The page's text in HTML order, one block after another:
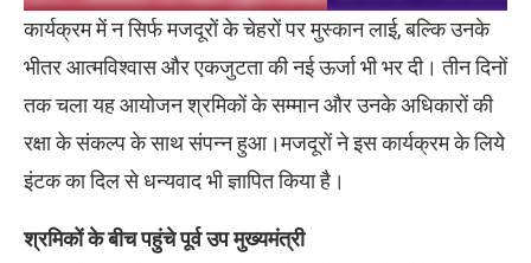
कार्यक्रम में न सिर्फ मजदूरों के चेहरों पर मुस्कान लाई, बल्कि उनके
भीतर आत्मविश्वास और एकजुटता की नई ऊर्जा भी भर दी। तीन दिनों
तक चला यह आयोजन श्रमिकों के सम्मान और उनके अधिकारों की
रक्षा के संकल्प के साथ संपन्न हुआ।मजदूरों ने इस कार्यक्रम के लिये
इंटक का दिल से धन्यवाद भी ज्ञापित किया है।
श्रमिकों के बीच पहुंचे पूर्व उप मुख्यमंत्री